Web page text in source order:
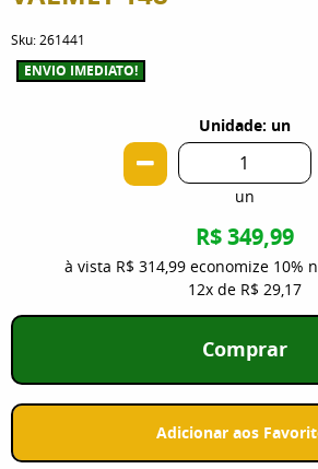
Sku: 261441
ENVIO IMEDIATO!
Unidade: un
un
R$ 349,99
à vista R$ 314,99 economize 10%
12x de R$ 29,17
Comprar
Adicionar aos